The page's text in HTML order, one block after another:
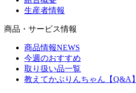
生産者情報
商品・サービス情報
商品情報NEWS
今週のおすすめ
取り扱い品一覧
教えてかぶりんちゃん【Q&A】